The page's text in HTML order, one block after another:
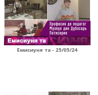
Емисиуня та - 25/05/24